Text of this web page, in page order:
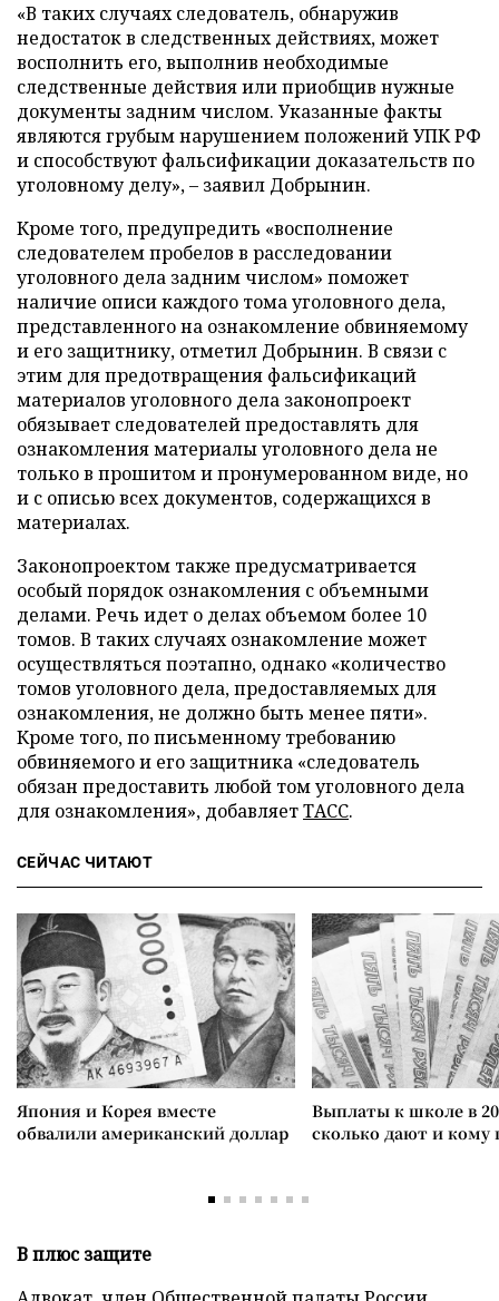
«В таких случаях следователь, обнаружив
недостаток в следственных действиях, может
восполнить его, выполнив необходимые
следственные действия или приобщив нужные
документы задним числом. Указанные факты
являются грубым нарушением положений УПК РФ
и способствуют фальсификации доказательств по
уголовному делу», – заявил Добрынин.
Кроме того, предупредить «восполнение
следователем пробелов в расследовании
уголовного дела задним числом» поможет
наличие описи каждого тома уголовного дела,
представленного на ознакомление обвиняемому
и его защитнику, отметил Добрынин. В связи с
этим для предотвращения фальсификаций
материалов уголовного дела законопроект
обязывает следователей предоставлять для
ознакомления материалы уголовного дела не
только в прошитом и пронумерованном виде, но
и с описью всех документов, содержащихся в
материалах.
Законопроектом также предусматривается
особый порядок ознакомления с объемными
делами. Речь идет о делах объемом более 10
томов. В таких случаях ознакомление может
осуществляться поэтапно, однако «количество
томов уголовного дела, предоставляемых для
ознакомления, не должно быть менее пяти».
Кроме того, по письменному требованию
обвиняемого и его защитника «следователь
обязан предоставить любой том уголовного дела
для ознакомления», добавляетТАСС.
СЕЙЧАС ЧИТАЮТ
Япония и Корея вместе
обвалили американский доллар
Выплаты к школе в
сколько дают и
В плюс защите